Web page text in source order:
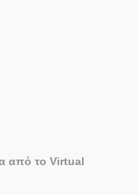
από το Virtual